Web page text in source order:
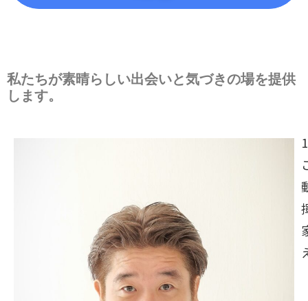
私たちが素晴らしい出会いと気づきの場を提供
します。